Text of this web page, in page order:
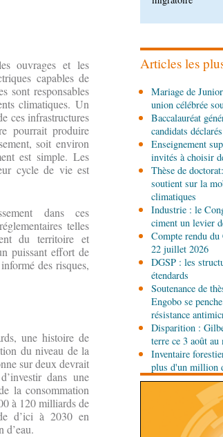
ouvrages et les
capables de
sont responsables
climatiques. Un
ces infrastructures
pourrait produire
soit environ
est simple. Les
cycle de vie est
dans ces
telles
du territoire et
puissant effort de
des risques,
une histoire de
du niveau de la
sur deux devrait
dans une
la consommation
à 120 milliards de
d’ici à 2030 en
d’eau.
04-08-2026 17:45
le défi du
SociétéInsertion
formés aux
04-08-2026 17:00
Économie
installations de
04-08-2026 16:45
Économie
Rheinland rejoint
04-08-2026 14:00
Sport8e
Brazzaville au
04-08-2026 12:30
Afrique-Monde
mondiale finance
routier Bangui-
Articles les
Mariage de
union célébrée
Baccalauréat
candidats
Enseignement
invités à choisir
Thèse de
soutient sur la
climatiques
Industrie : le
ciment un levier
Compte rendu
22 juillet 2026
DGSP : les
étendards
Soutenance de
Engobo se
résistance
Disparition :
terre ce 3 août
Inventaire
plus d'un million